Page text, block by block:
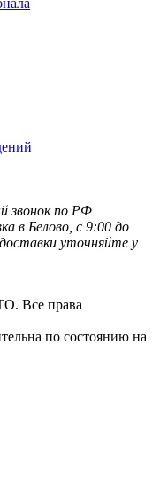
звонок по РФ
в Белово, с 9:00 до
уточняйте у
Все права
по состоянию на